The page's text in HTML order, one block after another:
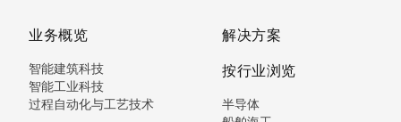
业务概览
智能建筑科技
智能工业科技
过程自动化与工艺技术
解决方案
按行业浏览
半导体